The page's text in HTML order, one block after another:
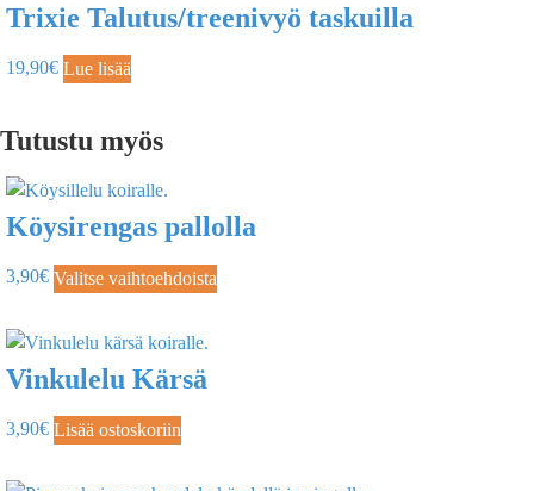
Trixie Talutus/treenivyö taskuilla
19,90€ Lue lisää
Tutustu myös
Köysirengas pallolla
3,90€ Valitse vaihtoehdoista
Vinkulelu Kärsä
3,90€ Lisää ostoskoriin